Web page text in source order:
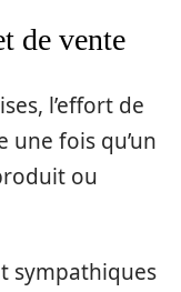
de vente
l’effort de
une fois qu’un
ou
sympathiques